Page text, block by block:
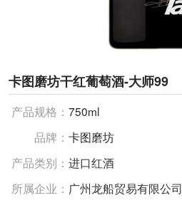
卡图磨坊干红葡萄酒-大师99
产品规格： 750ml
品牌： 卡图磨坊
产品类别： 进口红酒
所属企业： 广州龙船贸易有限公司